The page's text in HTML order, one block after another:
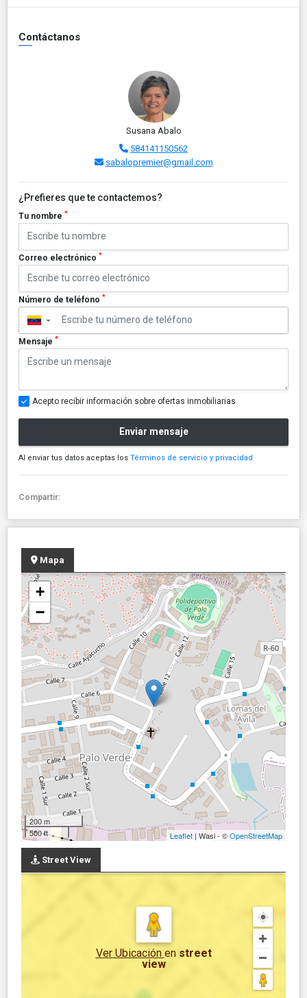
Contáctanos
Susana Abalo
584141150562
sabalopremier@gmail.com
¿Prefieres que te contactemos?
Tu nombre *
Correo electrónico *
Número de teléfono *
▼
Mensaje *
Acepto recibir información sobre ofertas inmobiliarias
Enviar mensaje
Al enviar tus datos aceptas los Términos de servicio y privacidad
Compartir:
Mapa
+
−
200 m
500 ft
Leaflet | Wasi - ©OpenStreetMap
Street View
Ver Ubicación en street
view